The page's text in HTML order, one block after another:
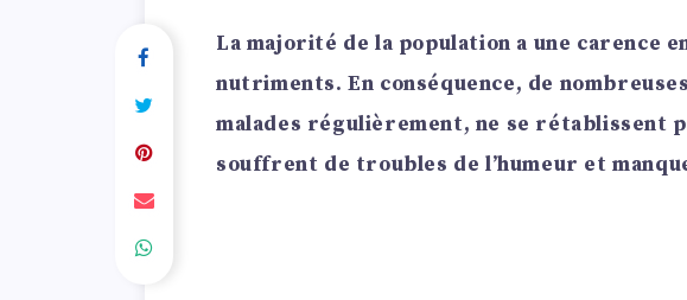
La majorité de la population a une carence
nutriments. En conséquence, de
malades régulièrement, ne se rétablissent
souffrent de troubles de l’humeur et